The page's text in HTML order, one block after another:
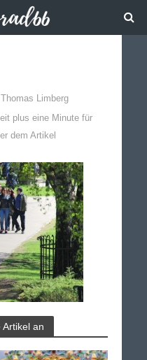
Thomas Limberg
plus eine Minute für
dem Artikel
an